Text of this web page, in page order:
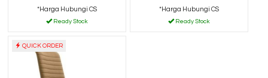
*Harga Hubungi CS
Ready Stock
*Harga Hubungi CS
Ready Stock
QUICK ORDER